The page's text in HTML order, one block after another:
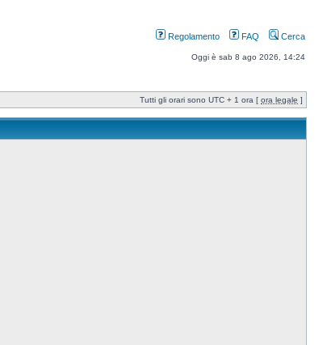
Regolamento FAQ Cerca
Oggi è sab 8 ago 2026, 14:24
Tutti gli orari sono UTC + 1 ora [ ora legale ]